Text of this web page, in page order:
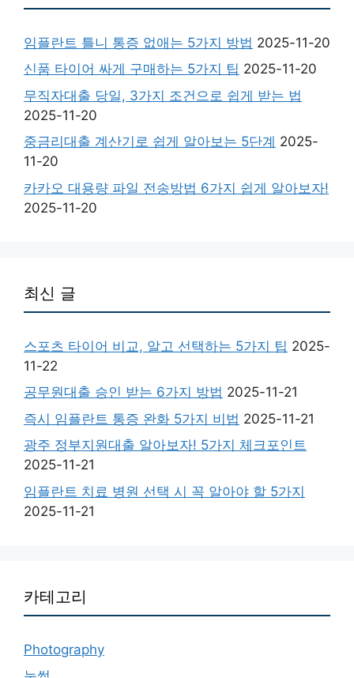
임플란트 틀니 통증 없애는 5가지 방법 2025-11-20
신품 타이어 싸게 구매하는 5가지 팁 2025-11-20
무직자대출 당일, 3가지 조건으로 쉽게 받는 법
2025-11-20
중금리대출 계산기로 쉽게 알아보는 5단계 2025-
11-20
카카오 대용량 파일 전송방법 6가지 쉽게 알아보자!
2025-11-20
최신 글
스포츠 타이어 비교, 알고 선택하는 5가지 팁 2025-
11-22
공무원대출 승인 받는 6가지 방법 2025-11-21
즉시 임플란트 통증 완화 5가지 비법 2025-11-21
광주 정부지원대출 알아보자! 5가지 체크포인트
2025-11-21
임플란트 치료 병원 선택 시 꼭 알아야 할 5가지
2025-11-21
카테고리
Photography